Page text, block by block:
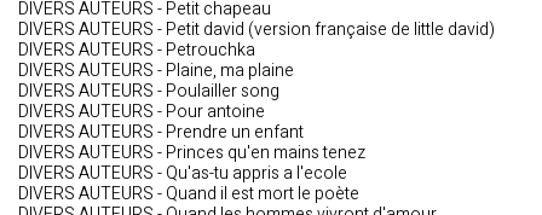
DIVERS AUTEURS - Petit chapeau
DIVERS AUTEURS - Petit david (version française de little david)
DIVERS AUTEURS - Petrouchka
DIVERS AUTEURS - Plaine, ma plaine
DIVERS AUTEURS - Poulailler song
DIVERS AUTEURS - Pour antoine
DIVERS AUTEURS - Prendre un enfant
DIVERS AUTEURS - Princes qu'en mains tenez
DIVERS AUTEURS - Qu'as-tu appris a l'ecole
DIVERS AUTEURS - Quand il est mort le poète